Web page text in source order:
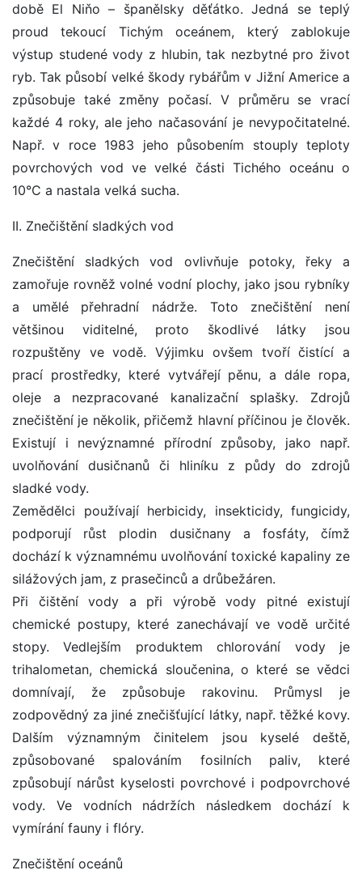
době El Niňo – španělsky děťátko. Jedná se teplý
proud tekoucí Tichým oceánem, který zablokuje
výstup studené vody z hlubin, tak nezbytné pro život
ryb. Tak působí velké škody rybářům v Jižní Americe a
způsobuje také změny počasí. V průměru se vrací
každé 4 roky, ale jeho načasování je nevypočitatelné.
Např. v roce 1983 jeho působením stouply teploty
povrchových vod ve velké části Tichého oceánu o
10°C a nastala velká sucha.
II. Znečištění sladkých vod
Znečištění sladkých vod ovlivňuje potoky, řeky a
zamořuje rovněž volné vodní plochy, jako jsou rybníky
a umělé přehradní nádrže. Toto znečištění není
většinou viditelné, proto škodlivé látky jsou
rozpuštěny ve vodě. Výjimku ovšem tvoří čistící a
prací prostředky, které vytvářejí pěnu, a dále ropa,
oleje a nezpracované kanalizační splašky. Zdrojů
znečištění je několik, přičemž hlavní příčinou je člověk.
Existují i nevýznamné přírodní způsoby, jako např.
uvolňování dusičnanů či hliníku z půdy do zdrojů
sladké vody.
Zemědělci používají herbicidy, insekticidy, fungicidy,
podporují růst plodin dusičnany a fosfáty, čímž
dochází k významnému uvolňování toxické kapaliny ze
silážových jam, z prasečinců a drůbežáren.
Při čištění vody a při výrobě vody pitné existují
chemické postupy, které zanechávají ve vodě určité
stopy. Vedlejším produktem chlorování vody je
trihalometan, chemická sloučenina, o které se vědci
domnívají, že způsobuje rakovinu. Průmysl je
zodpovědný za jiné znečišťující látky, např. těžké kovy.
Dalším významným činitelem jsou kyselé deště,
způsobované spalováním fosilních paliv, které
způsobují nárůst kyselosti povrchové i podpovrchové
vody. Ve vodních nádržích následkem dochází k
vymírání fauny i flóry.
Znečištění oceánů